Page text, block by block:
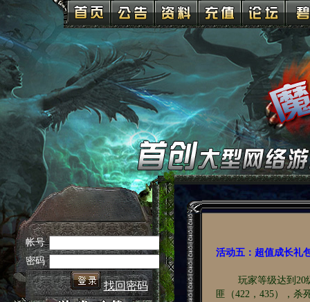
活动五：超值成长礼
玩家等级达到20级
匪（422，435），